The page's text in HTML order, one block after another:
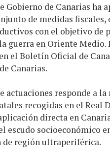
Gobierno de Canarias ha
de medidas
con el objetivo
guerra en Oriente Medio.
el Boletín Oficial de
Canarias.
actuaciones responde a
recogidas en el Real
directa en
escudo socioeconómico
de región ultraperiférica.